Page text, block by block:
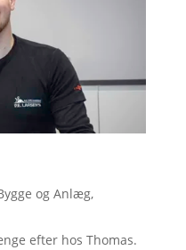
og Anlæg,
efter hos Thomas.